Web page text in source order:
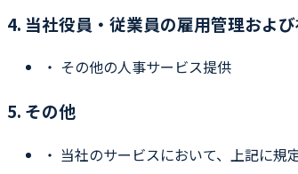
4. 当社役員・従業員の雇用管理およ
・ その他の人事サービス提供
5. その他
・ 当社のサービスにおいて、上記に規